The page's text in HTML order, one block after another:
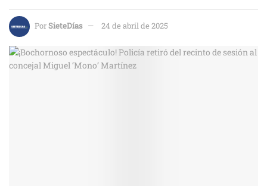
PorSieteDías 24 de abril de 2025